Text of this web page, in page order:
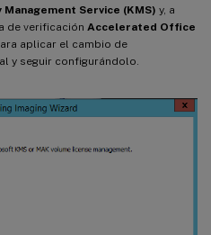
Management Service (KMS) y, a
de verificación Accelerated Office
aplicar el cambio de
y seguir configurándolo.